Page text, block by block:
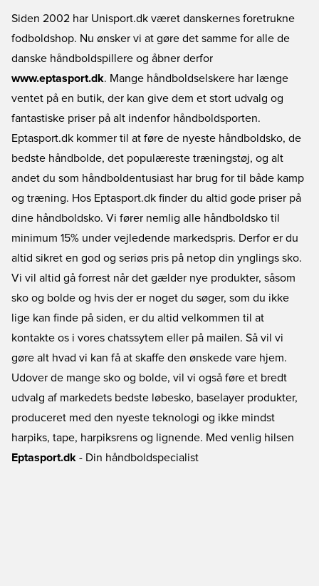
Siden 2002 har Unisport.dk været danskernes foretrukne
fodboldshop. Nu ønsker vi at gøre det samme for alle de
danske håndboldspillere og åbner derfor
www.eptasport.dk. Mange håndboldselskere har længe
ventet på en butik, der kan give dem et stort udvalg og
fantastiske priser på alt indenfor håndboldsporten.
Eptasport.dk kommer til at føre de nyeste håndboldsko, de
bedste håndbolde, det populæreste træningstøj, og alt
andet du som håndboldentusiast har brug for til både kamp
og træning. Hos Eptasport.dk finder du altid gode priser på
dine håndboldsko. Vi fører nemlig alle håndboldsko til
minimum 15% under vejledende markedspris. Derfor er du
altid sikret en god og seriøs pris på netop din ynglings sko.
Vi vil altid gå forrest når det gælder nye produkter, såsom
sko og bolde og hvis der er noget du søger, som du ikke
lige kan finde på siden, er du altid velkommen til at
kontakte os i vores chatssytem eller på mailen. Så vil vi
gøre alt hvad vi kan få at skaffe den ønskede vare hjem.
Udover de mange sko og bolde, vil vi også føre et bredt
udvalg af markedets bedste løbesko, baselayer produkter,
produceret med den nyeste teknologi og ikke mindst
harpiks, tape, harpiksrens og lignende. Med venlig hilsen
Eptasport.dk - Din håndboldspecialist